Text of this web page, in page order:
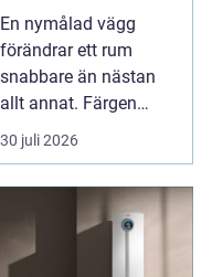
hemma
En nymålad vägg
förändrar ett rum
snabbare än nästan
allt annat. Färgen
påverkar hur vi
upplever lju...
30 juli 2026